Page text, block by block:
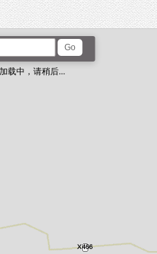
载中，请稍后...